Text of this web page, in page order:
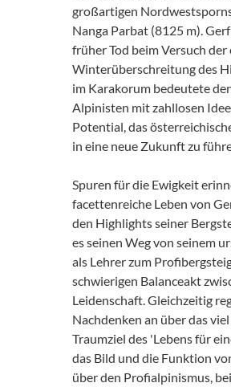
großartigen
Nanga Parbat (8125 m).
früher Tod beim Versuch der
Winterüberschreitung des
im Karakorum bedeutete
Alpinisten mit zahllosen
Potential, das
in eine neue Zukunft zu
Spuren für die Ewigkeit
facettenreiche Leben von
den Highlights seiner
es seinen Weg von seinem
als Lehrer zum
schwierigen Balanceakt
Leidenschaft. Gleichzeitig
Nachdenken an über das
Traumziel des 'Lebens für
das Bild und die Funktion
über den Profialpinismus,